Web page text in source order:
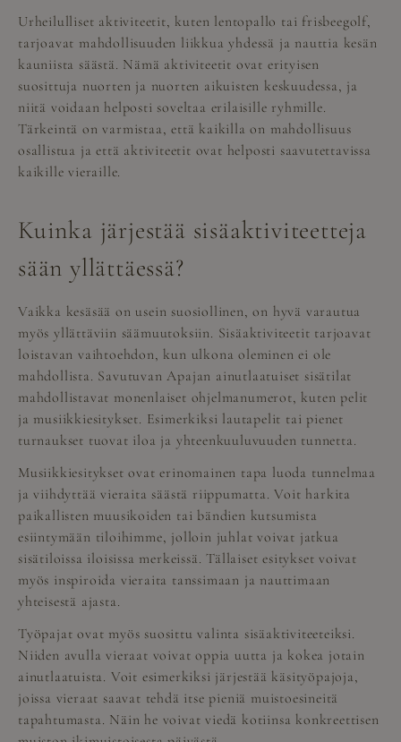
Urheilulliset aktiviteetit, kuten lentopallo tai frisbeegolf,
tarjoavat mahdollisuuden liikkua yhdessä ja nauttia kesän
kauniista säästä. Nämä aktiviteetit ovat erityisen
suosittuja nuorten ja nuorten aikuisten keskuudessa, ja
niitä voidaan helposti soveltaa erilaisille ryhmille.
Tärkeintä on varmistaa, että kaikilla on mahdollisuus
osallistua ja että aktiviteetit ovat helposti saavutettavissa
kaikille vieraille.
Kuinka järjestää sisäaktiviteetteja
sään yllättäessä?
Vaikka kesäsää on usein suosiollinen, on hyvä varautua
myös yllättäviin säämuutoksiin. Sisäaktiviteetit tarjoavat
loistavan vaihtoehdon, kun ulkona oleminen ei ole
mahdollista. Savutuvan Apajan ainutlaatuiset sisätilat
mahdollistavat monenlaiset ohjelmanumerot, kuten pelit
ja musiikkiesitykset. Esimerkiksi lautapelit tai pienet
turnaukset tuovat iloa ja yhteenkuuluvuuden tunnetta.
Musiikkiesitykset ovat erinomainen tapa luoda tunnelmaa
ja viihdyttää vieraita säästä riippumatta. Voit harkita
paikallisten muusikoiden tai bändien kutsumista
esiintymään tiloihimme, jolloin juhlat voivat jatkua
sisätiloissa iloisissa merkeissä. Tällaiset esitykset voivat
myös inspiroida vieraita tanssimaan ja nauttimaan
yhteisestä ajasta.
Työpajat ovat myös suosittu valinta sisäaktiviteeteiksi.
Niiden avulla vieraat voivat oppia uutta ja kokea jotain
ainutlaatuista. Voit esimerkiksi järjestää käsityöpajoja,
joissa vieraat saavat tehdä itse pieniä muistoesineitä
tapahtumasta. Näin he voivat viedä kotiinsa konkreettisen